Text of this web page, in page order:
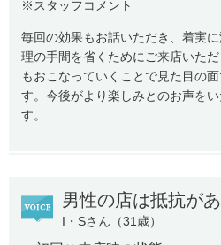
※スタッフコメント
毎回の効果もお話いただき、着実
理の手間を省くためにご来店いた
もおこなっていくことで見た目の
す。今後がより楽しみとのお声を
す。
男性の店は抵抗が
I・Sさん（31歳）